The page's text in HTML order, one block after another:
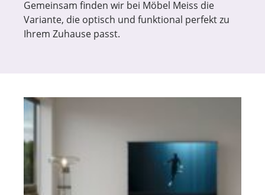
Gemeinsam finden wir bei Möbel Meiss die
Variante, die optisch und funktional perfekt zu
Ihrem Zuhause passt.